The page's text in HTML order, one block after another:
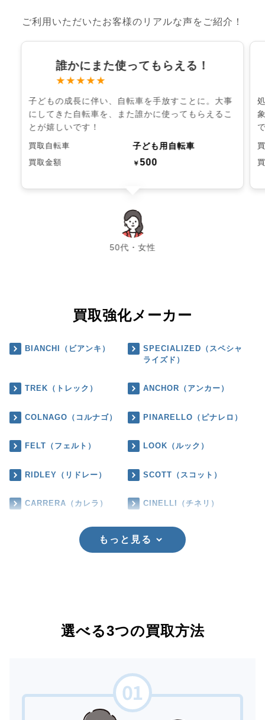
ご利用いただいたお客様のリアルな声をご紹介！
誰かにまた使ってもらえる！
★★★★★
子どもの成長に伴い、自転車を手放すことに。大事
にしてきた自転車を、また誰かに使ってもらえるこ
とが嬉しいです！
買取自転車 子ども用自転車
買取金額 ￥500
50代・女性
chevron_left chevron_right
買取強化メーカー
BIANCHI（ビアンキ）
SPECIALIZED（スペシャ
ライズド）
TREK（トレック） ANCHOR（アンカー）
COLNAGO（コルナゴ） PINARELLO（ピナレロ）
FELT（フェルト） LOOK（ルック）
RIDLEY（リドレー） SCOTT（スコット）
CARRERA（カレラ） CINELLI（チネリ）
もっと見る
選べる3つの買取方法